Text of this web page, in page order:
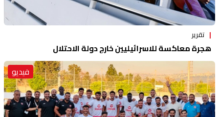
تقرير
هجرة معاكسة للاسرائيليين خارج دولة الاحتلال
فيديو